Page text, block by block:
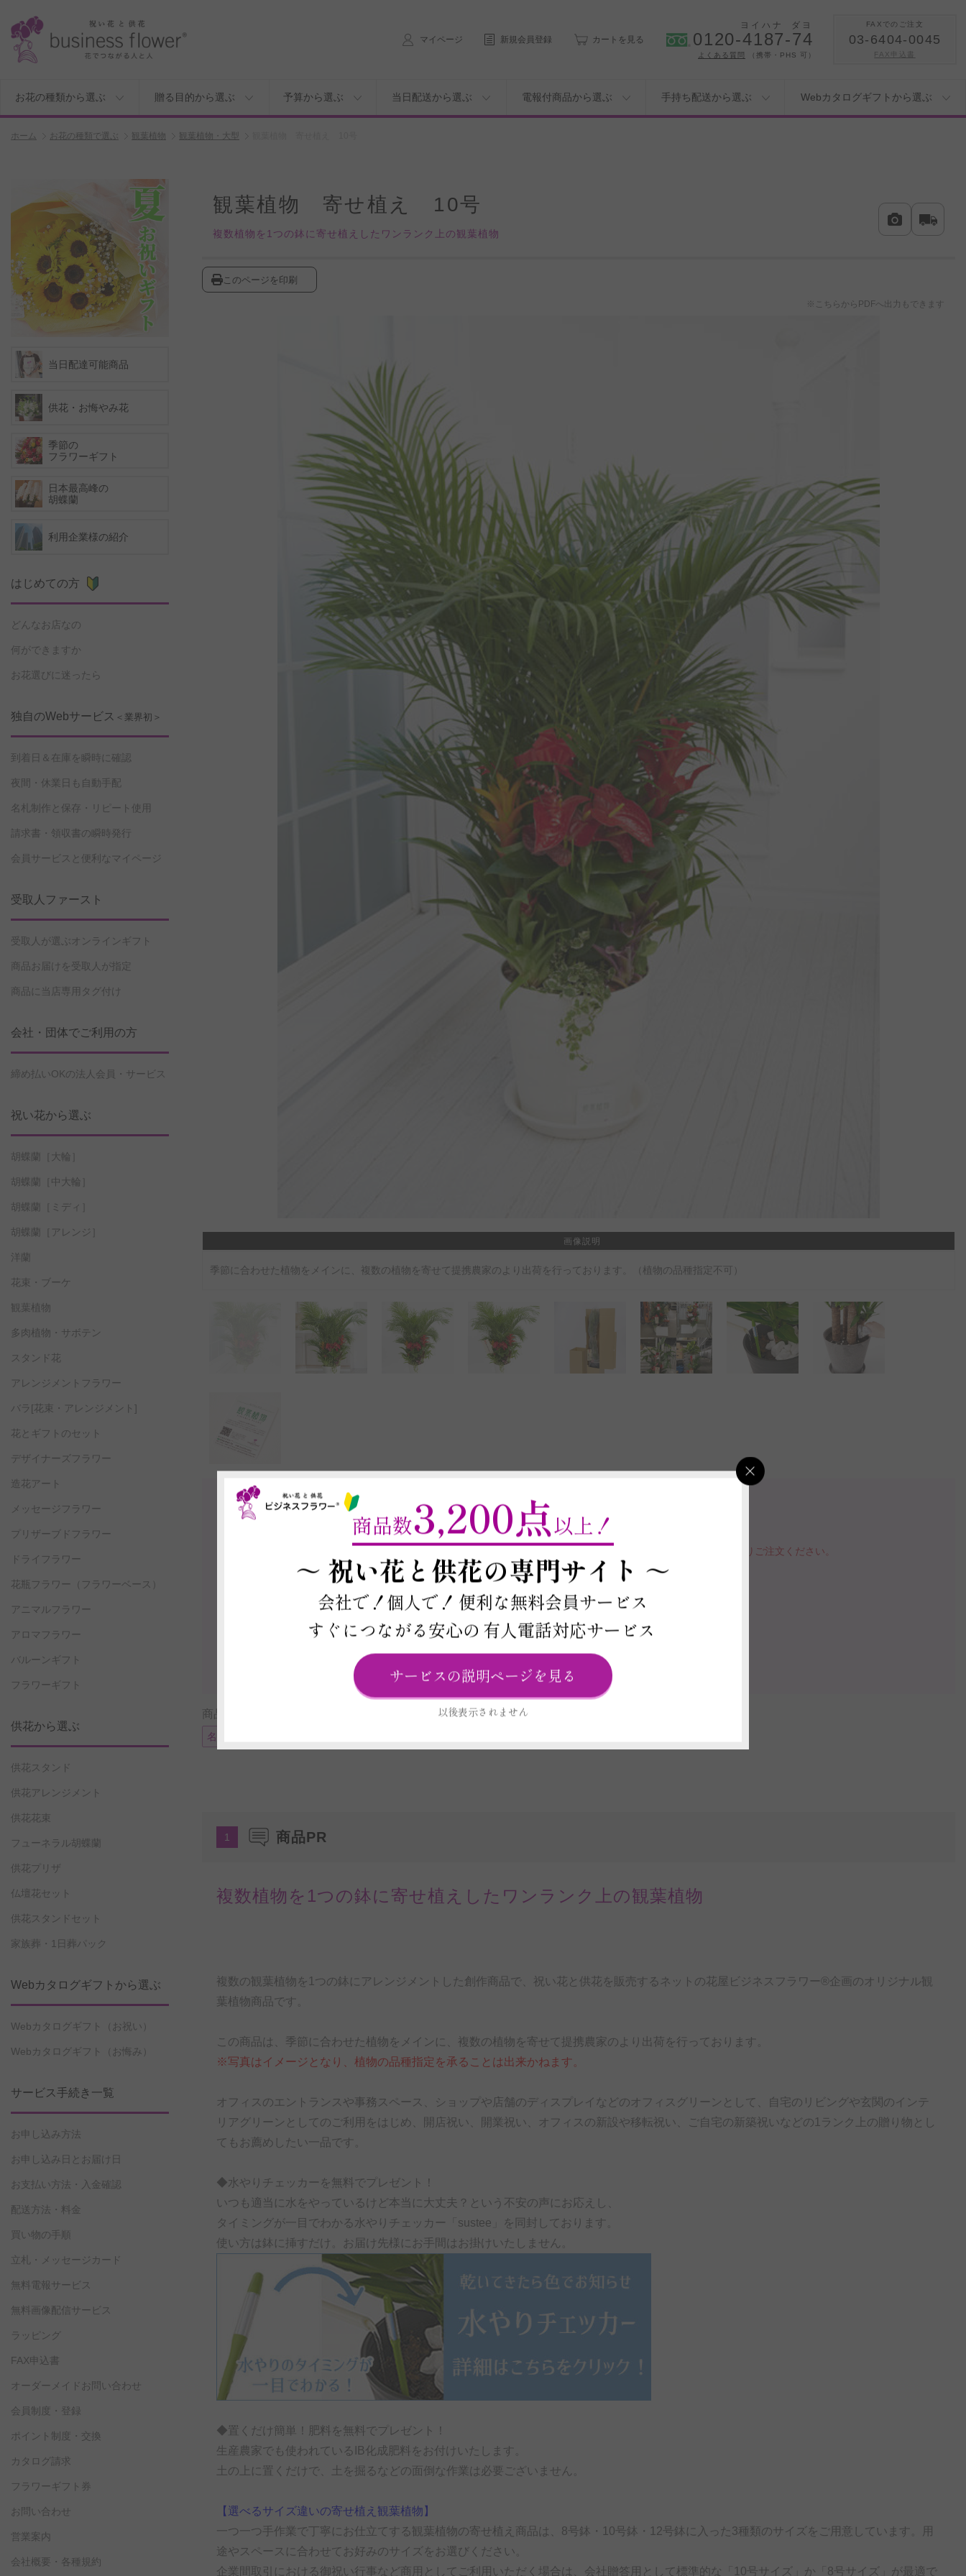
マイページ 新規会員登録 カートを見る
ヨイハナ ダヨ
0120-4187-74
よくある質問 （携帯・PHS 可）
FAXでのご注文
03-6404-0045
FAX申込書
お花の種類から選ぶ 贈る目的から選ぶ 予算から選ぶ 当日配送から選ぶ 電報付商品から選ぶ 手持ち配送から選ぶ Webカタログギフトから選ぶ
ホーム お花の種類で選ぶ 観葉植物 観葉植物・大型
観葉植物 寄せ植え 10号
複数植物を1つの鉢に寄せ植えしたワンランク上の観葉植物
このページを印刷
※こちらからPDFへ出力もできます
最短お届け日・在庫検索
以下に郵便番号入力するとお届け日や在庫確認が可能です。
本ページ下部の「この商品を購入する」ボタンよりご注文ください。
※最短お届け日以降であれば、お届け日をご指定いただけます。
お届け日と在庫検索についての案内動画
お届け日を確認する
商品に付帯可能なサービス
名札またはメッセージカード
画像説明
季節に合わせた植物をメインに、複数の植物を寄せて提携農家のより出荷を行っております。（植物の品種指定不可）
1 商品PR
複数植物を1つの鉢に寄せ植えしたワンランク上の観葉植物
複数の観葉植物を1つの鉢にアレンジメントした創作商品で、祝い花と供花を販売するネットの花屋ビジネスフラワー®企画のオリジナル観
葉植物商品です。
この商品は、季節に合わせた植物をメインに、複数の植物を寄せて提携農家のより出荷を行っております。
※写真はイメージとなり、植物の品種指定を承ることは出来かねます。
オフィスのエントランスや事務スペース、ショップや店舗のディスプレイなどのオフィスグリーンとして、自宅のリビングや玄関のインテ
リアグリーンとしてのご利用をはじめ、開店祝い、開業祝い、オフィスの新設や移転祝い、ご自宅の新築祝いなどの1ランク上の贈り物とし
てもお薦めしたい一品です。
◆水やりチェッカーを無料でプレゼント！
いつも適当に水をやっているけど本当に大丈夫？という不安の声にお応えし、
タイミングが一目でわかる水やりチェッカー「sustee」を同封しております。
使い方は鉢に挿すだけ。お届け先様にお手間はお掛けいたしません。
◆置くだけ簡単！肥料を無料でプレゼント！
生産農家でも使われているIB化成肥料をお付けいたします。
土の上に置くだけで、土を掘るなどの面倒な作業は必要ございません。
【選べるサイズ違いの寄せ植え観葉植物】
一つ一つ手作業で丁寧にお仕立てする観葉植物の寄せ植え商品は、8号鉢・10号鉢・12号鉢に入った3種類のサイズをご用意しています。用
途やスペースに合わせてお好みのサイズをお選びください。
企業間取引における御祝い行事など商用としてご利用いただく場合は、会社贈答用として標準的な「10号サイズ」か「8号サイズ」が最適で
当日配達可能商品
供花・お悔やみ花
季節の
フラワーギフト
日本最高峰の
胡蝶蘭
利用企業様の紹介
はじめての方
どんなお店なの
何ができますか
お花選びに迷ったら
独自のWebサービス ＜業界初＞
到着日＆在庫を瞬時に確認
夜間・休業日も自動手配
名札制作と保存・リピート使用
請求書・領収書の瞬時発行
会員サービスと便利なマイページ
受取人ファースト
受取人が選ぶオンラインギフト
商品お届けを受取人が指定
商品に当店専用タグ付け
会社・団体でご利用の方
締め払いOKの法人会員・サービス
祝い花から選ぶ
胡蝶蘭［大輪］
胡蝶蘭［中大輪］
胡蝶蘭［ミディ］
胡蝶蘭［アレンジ］
洋蘭
花束・ブーケ
観葉植物
多肉植物・サボテン
スタンド花
アレンジメントフラワー
バラ[花束・アレンジメント]
花とギフトのセット
デザイナーズフラワー
造花アート
メッセージフラワー
プリザーブドフラワー
ドライフラワー
花瓶フラワー （フラワーベース）
アニマルフラワー
アロマフラワー
バルーンギフト
フラワーギフト
供花から選ぶ
供花スタンド
供花アレンジメント
供花花束
フューネラル胡蝶蘭
供花プリザ
仏壇花セット
供花スタンドセット
家族葬・1日葬パック
Webカタログギフトから選ぶ
Webカタログギフト（お祝い）
Webカタログギフト（お悔み）
サービス手続き一覧
お申し込み方法
お申し込み日とお届け日
お支払い方法・入金確認
配送方法・料金
買い物の手順
立札・メッセージカード
無料電報サービス
無料画像配信サービス
ラッピング
FAX申込書
オーダーメイドお問い合わせ
会員制度・登録
ポイント制度・交換
カタログ請求
フラワーギフト券
お問い合わせ
営業案内
会社概要・各種規約
商品数3,200点以上！
～ 祝い花と供花の専門サイト ～
会社で！個人で！ 便利な無料会員サービス
すぐにつながる安心の 有人電話対応サービス
サービスの説明ページを見る
以後表示されません